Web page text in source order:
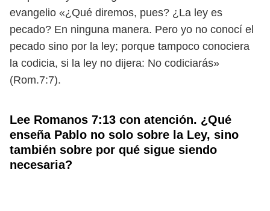
evangelio «¿Qué diremos, pues? ¿La ley es
pecado? En ninguna manera. Pero yo no conocí el
pecado sino por la ley; porque tampoco conociera
la codicia, si la ley no dijera: No codiciarás»
(Rom.7:7).
Lee Romanos 7:13 con atención. ¿Qué
enseña Pablo no solo sobre la Ley, sino
también sobre por qué sigue siendo
necesaria?